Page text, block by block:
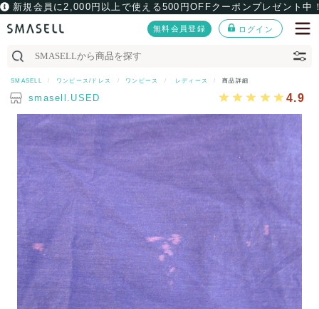
新規会員に2,000円以上で使える500円OFFクーポンプレゼント中
無料会員登録 ログイン
SMASELL ワンピース/ドレス ワンピース レディース 商品詳細
smasell.USED 4.9